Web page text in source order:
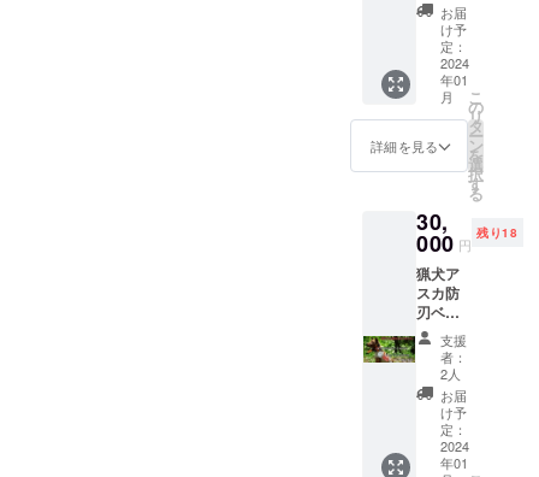
に変わ
ること
でしょ
う！ 日
程：
2024年
1月14日
(日)
9:00〜
で 場
所：小
倉駅
（福岡
県北九
州市）
から徒
歩15分
程度の
公園。
時間内
は写
真、動
画撮り
で。 ※
設置後
をご紹
介した
り、
YouTub
eで配信
したり
に掲載
したい
企業名
もしく
は店舗
名、ま
たは屋
号をご
記入く
ださ
い。 そ
の際、
公序良
（例え
ば正方
形、円
なら
5cmx5
cm、長
方形な
ら
横足し
て10cm
以内で
す） 企
業さん
や店舗
さんの
ロゴで
もいい
です
し、あ
なたの
応援
メッ
にオス
スメ！
防刃ベ
ストに
オリジ
ナルの
ワッペ
ンをつ
けて応
援でき
ワッペ
ンの大
きさ
は、縦x
横合わ
せて
10cmで
す。
（例え
ば正方
形、円
なら
5cmx5
cm、長
お届
け予
定：
2024
年01
月
詳細を見る
こ
の
リ
タ
ー
ン
を
選
択
す
る
30,
000 円
残り18
猟犬ア
スカ防
刃ベス
トスポ
ンサー
アスカ
推しに
オスス
メ！ 防
刃ベス
トにオ
支援
者：
2人
お届
け予
定：
2024
年01